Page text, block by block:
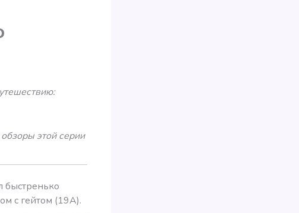
этой серии
быстренько
с гейтом (19А).